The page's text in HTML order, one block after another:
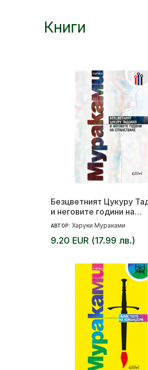
Книги
Безцветният Цукуру
и неговите години на
странстване
АВТОР: Харуки Мураками
9.20 EUR (17.99 лв.)